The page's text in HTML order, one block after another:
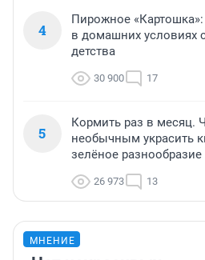
4
Пирожное
в домашних условиях
детства
30 900 17
5
Кормить раз в
необычным украсить
зелёное
26 973 13
МНЕНИЕ